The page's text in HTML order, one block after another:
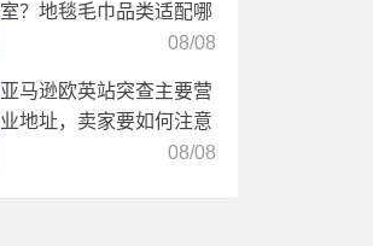
室？地毯毛巾品类适配哪
08/08
亚马逊欧英站突查主要营
业地址，卖家要如何注意
08/08